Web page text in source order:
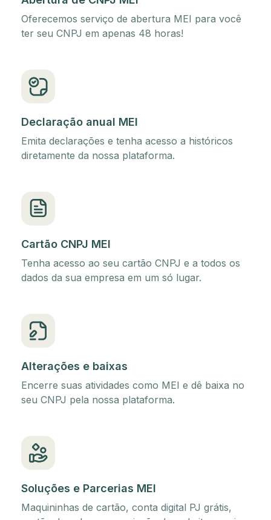
Oferecemos serviço de abertura MEI para você
ter seu CNPJ em apenas 48 horas!
Declaração anual MEI
Emita declarações e tenha acesso a históricos
diretamente da nossa plataforma.
Cartão CNPJ MEI
Tenha acesso ao seu cartão CNPJ e a todos os
dados da sua empresa em um só lugar.
Alterações e baixas
Encerre suas atividades como MEI e dê baixa no
seu CNPJ pela nossa plataforma.
Soluções e Parcerias MEI
Maquininhas de cartão, conta digital PJ grátis,